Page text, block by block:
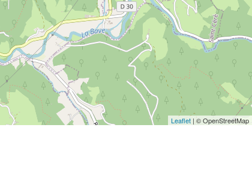
Leaflet | © OpenStreetMap